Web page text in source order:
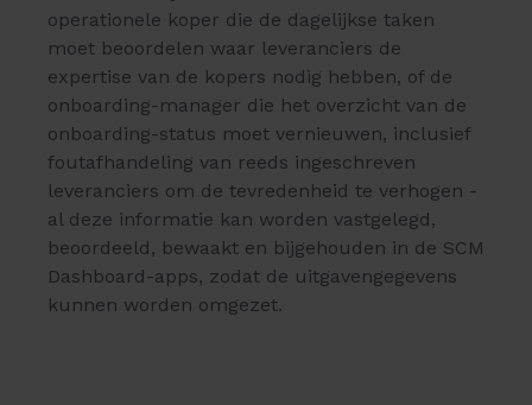
operationele koper die de dagelijkse taken
moet beoordelen waar leveranciers de
expertise van de kopers nodig hebben, of de
onboarding-manager die het overzicht van de
onboarding-status moet vernieuwen, inclusief
foutafhandeling van reeds ingeschreven
leveranciers om de tevredenheid te verhogen -
al deze informatie kan worden vastgelegd,
beoordeeld, bewaakt en bijgehouden in de SCM
Dashboard-apps, zodat de uitgavengegevens
kunnen worden omgezet.